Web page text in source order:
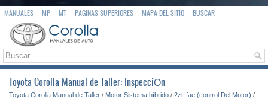
MANUALES MP MT PAGINAS SUPERIORES MAPA DEL SITIO BUSCAR
Toyota Corolla Manual de Taller: InspecciÓn
Toyota Corolla Manual de Taller / Motor Sistema híbrido / 2zr-fae (control Del Motor) /